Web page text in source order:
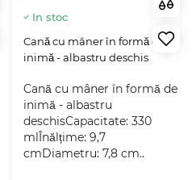
In stoc
Cană cu mâner în formă de
inimă - albastru deschis
Cană cu mâner în formă de
inimă - albastru
deschisCapacitate: 330
mlÎnălțime: 9,7
cmDiametru: 7,8 cm..